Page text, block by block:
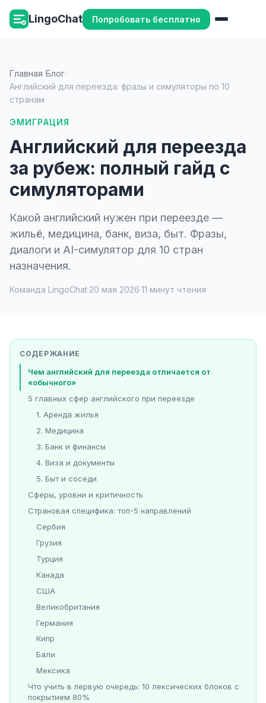
LingoChat Попробовать бесплатно
Главная Блог
Английский для переезда: фразы и симуляторы по 10
странам
ЭМИГРАЦИЯ
Английский для переезда
за рубеж: полный гайд с
симуляторами
Какой английский нужен при переезде —
жильё, медицина, банк, виза, быт. Фразы,
диалоги и AI-симулятор для 10 стран
назначения.
Команда LingoChat·20 мая 2026·11 минут чтения
СОДЕРЖАНИЕ
Чем английский для переезда отличается от
«обычного»
5 главных сфер английского при переезде
1. Аренда жилья
2. Медицина
3. Банк и финансы
4. Виза и документы
5. Быт и соседи
Сферы, уровни и критичность
Страновая специфика: топ-5 направлений
Сербия
Грузия
Турция
Канада
США
Великобритания
Германия
Кипр
Бали
Мексика
Что учить в первую очередь: 10 лексических блоков с
покрытием 80%